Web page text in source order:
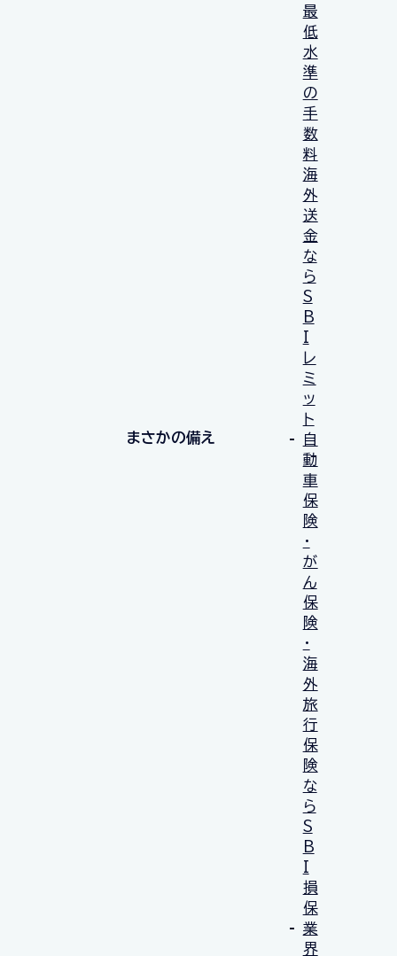
最
低
水
準
の
手
数
料
海
外
送
金
な
ら
S
B
I
レ
ミ
ッ
ト
まさかの備え
自
動
車
保
険
・
が
ん
保
険
・
海
外
旅
行
保
険
な
ら
S
B
I
損
保
業
界